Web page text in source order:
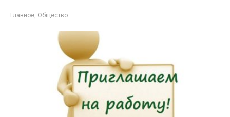
Главное, Общество